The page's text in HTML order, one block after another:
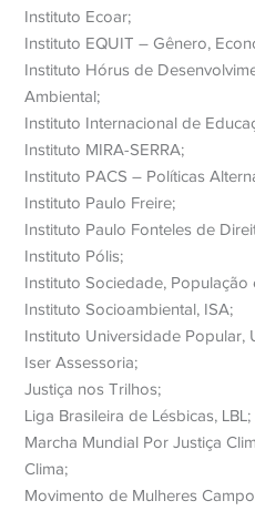
Instituto Ecoar;
Instituto EQUIT – Gênero,
Instituto Hórus de
Ambiental;
Instituto Internacional de
Instituto MIRA-SERRA;
Instituto PACS – Políticas
Instituto Paulo Freire;
Instituto Paulo Fonteles de
Instituto Pólis;
Instituto Sociedade, População
Instituto Socioambiental, ISA;
Instituto Universidade Popular,
Iser Assessoria;
Justiça nos Trilhos;
Liga Brasileira de Lésbicas, LBL;
Marcha Mundial Por Justiça
Clima;
Movimento de Mulheres